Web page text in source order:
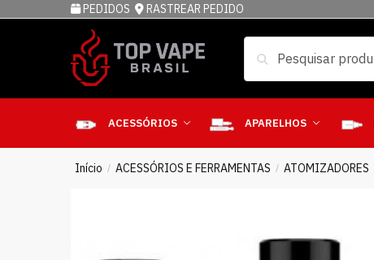
PEDIDOS RASTREAR PEDIDO
ACESSÓRIOS APARELHOS
Início / ACESSÓRIOS E FERRAMENTAS / ATOMIZADORES